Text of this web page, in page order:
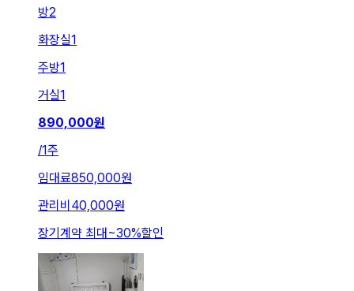
방2
화장실1
주방1
거실1
890,000원
/1주
임대료850,000원
관리비 40,000원
장기계약 최대 ~30%할인